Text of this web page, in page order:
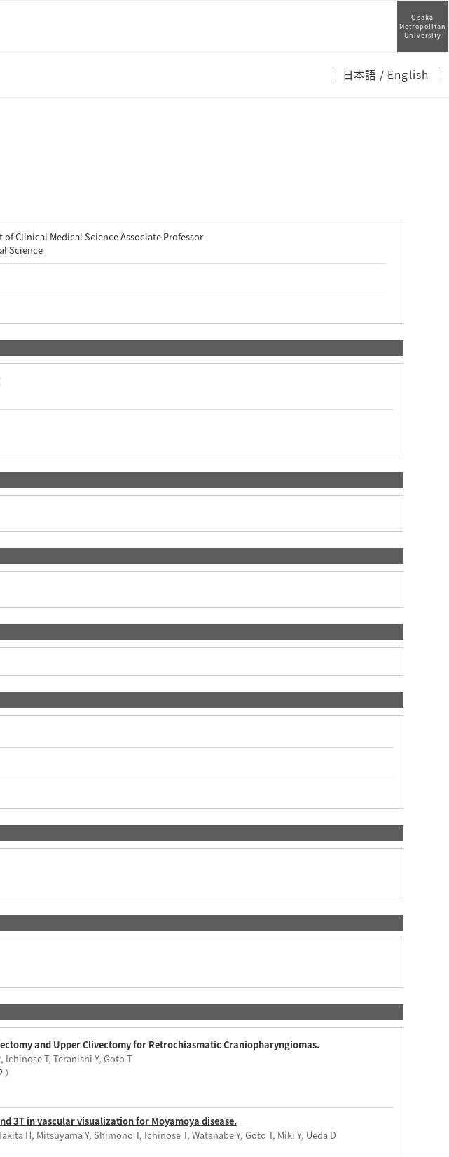
Osaka
Metropolitan
University
日本語 / English
Clinical Medical Science Associate Professor
Science
and Upper Clivectomy for Retrochiasmatic Craniopharyngiomas.
Ichinose T, Teranishi Y, Goto T
）
3T in vascular visualization for Moyamoya disease.
H, Mitsuyama Y, Shimono T, Ichinose T, Watanabe Y, Goto T, Miki Y, Ueda D